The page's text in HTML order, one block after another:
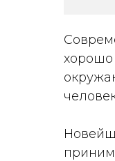
хорошо